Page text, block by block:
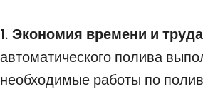
1. Экономия времени и
автоматического полива
необходимые работы по